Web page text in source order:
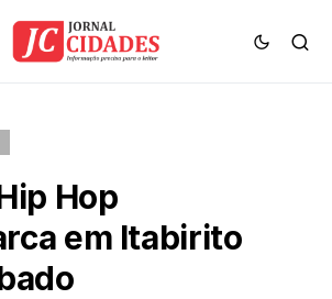
Hop
em Itabirito